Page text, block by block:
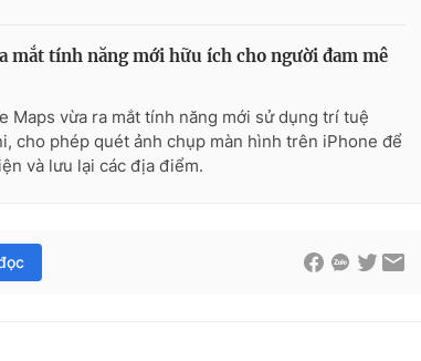
mắt tính năng mới hữu ích cho người đam mê
Maps vừa ra mắt tính năng mới sử dụng trí tuệ
cho phép quét ảnh chụp màn hình trên iPhone để
và lưu lại các địa điểm.